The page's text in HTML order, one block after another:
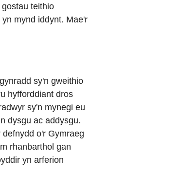
teithio
mynd iddynt. Mae'r
sy'n gweithio
hyfforddiant dros
sy'n mynegi eu
dysgu ac addysgu.
o'r Gymraeg
rhanbarthol gan
yn arferion